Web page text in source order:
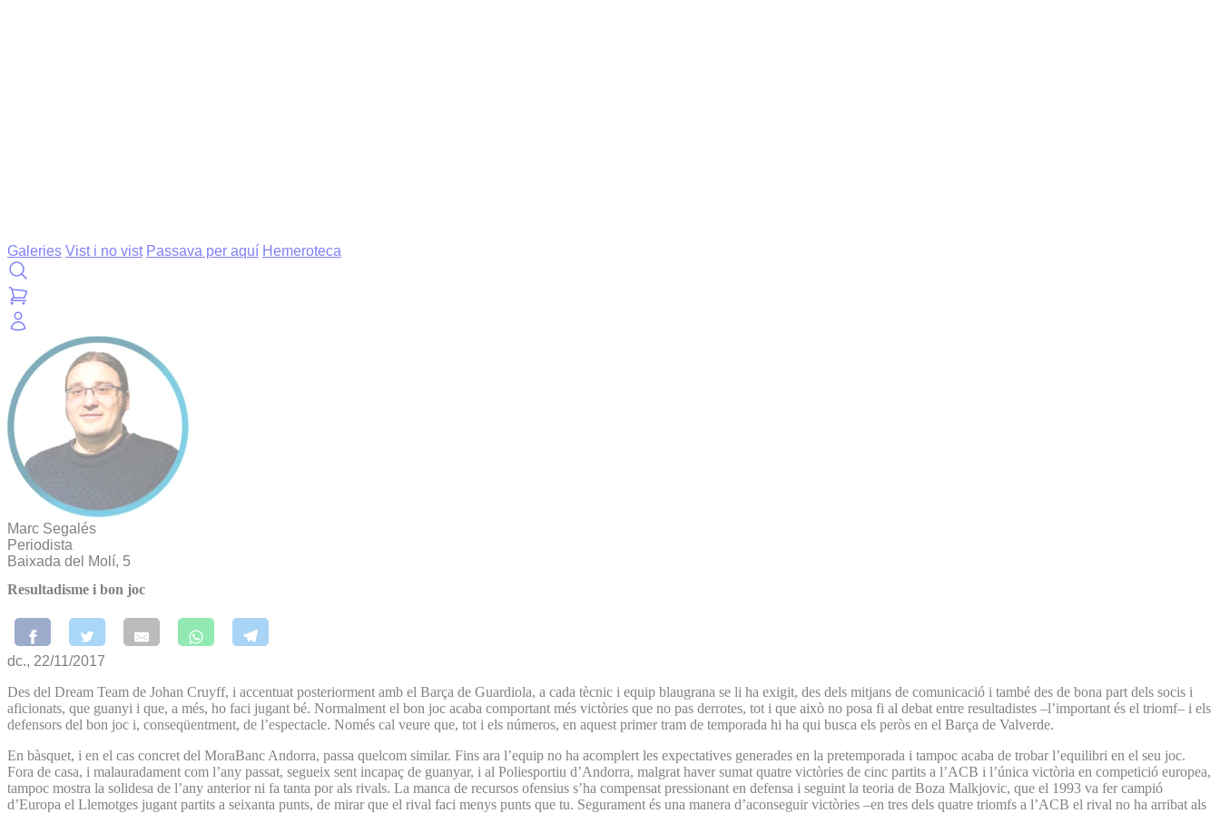
Galeries Vist i no vist Passava per aquí Hemeroteca
Marc Segalés
Periodista
Baixada del Molí, 5
Resultadisme i bon joc
dc., 22/11/2017
Des del Dream Team de Johan Cruyff, i accentuat posteriorment amb el Barça de Guardiola, a cada tècnic i equip blaugrana se li ha exigit, des dels mitjans de comunicació i també des de bona part dels socis i
aficionats, que guanyi i que, a més, ho faci jugant bé. Normalment el bon joc acaba comportant més victòries que no pas derrotes, tot i que això no posa fi al debat entre resultadistes –l’important és el triomf– i els
defensors del bon joc i, conseqüentment, de l’espectacle. Només cal veure que, tot i els números, en aquest primer tram de temporada hi ha qui busca els peròs en el Barça de Valverde.
En bàsquet, i en el cas concret del MoraBanc Andorra, passa quelcom similar. Fins ara l’equip no ha acomplert les expectatives generades en la pretemporada i tampoc acaba de trobar l’equilibri en el seu joc.
Fora de casa, i malauradament com l’any passat, segueix sent incapaç de guanyar, i al Poliesportiu d’Andorra, malgrat haver sumat quatre victòries de cinc partits a l’ACB i l’única victòria en competició europea,
tampoc mostra la solidesa de l’any anterior ni fa tanta por als rivals. La manca de recursos ofensius s’ha compensat pressionant en defensa i seguint la teoria de Boza Malkjovic, que el 1993 va fer campió
d’Europa el Llemotges jugant partits a seixanta punts, de mirar que el rival faci menys punts que tu. Segurament és una manera d’aconseguir victòries –en tres dels quatre triomfs a l’ACB el rival no ha arribat als